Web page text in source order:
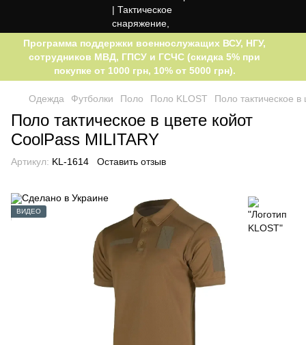
Программа поддержки военнослужащих ВСУ, НГУ,
сотрудников МВД, ГПСУ и ГСЧС (скидка 5% при
покупке от 1000 грн, 10% от 5000 грн).
Одежда Футболки Поло Поло KLOST Поло тактическое
Поло тактическое в цвете койот
CoolPass MILITARY
Артикул: KL-1614 Оставить отзыв
ВИДЕО